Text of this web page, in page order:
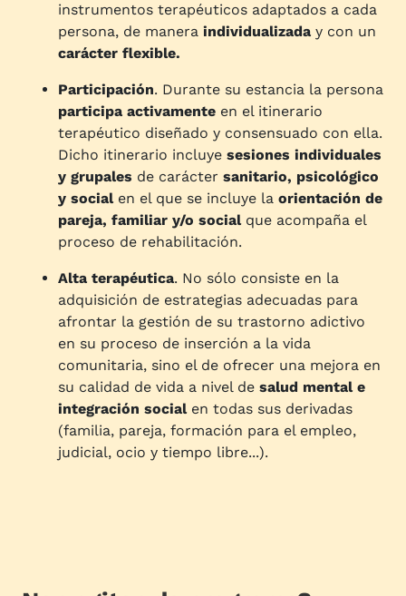
instrumentos terapéuticos adaptados a cada
persona, de manera individualizada y con un
carácter flexible.
Participación. Durante su estancia la persona
participa activamente en el itinerario
terapéutico diseñado y consensuado con ella.
Dicho itinerario incluye sesiones individuales
y grupales de carácter sanitario, psicológico
y socialen el que se incluye la orientación de
pareja, familiar y/o socialque acompaña el
proceso de rehabilitación.
Alta terapéutica. No sólo consiste en la
adquisición de estrategias adecuadas para
afrontar la gestión de su trastorno adictivo
en su proceso de inserción a la vida
comunitaria, sino el de ofrecer una mejora en
su calidad de vida a nivel de salud mental e
integración social en todas sus derivadas
(familia, pareja, formación para el empleo,
judicial, ocio y tiempo libre...).